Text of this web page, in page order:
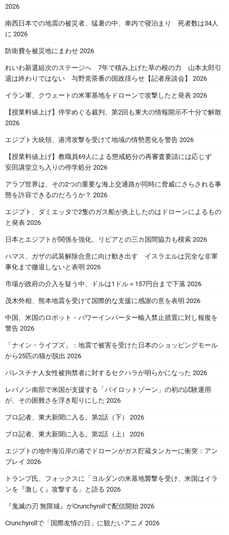
2026
南西日本での地震の被災者、猛暑の中、車内で寝泊まり 死者数は34人
に 2026
防衛費を被災地にまわせ 2026
れいわ新選組次のステージへ 7年で積み上げた草の根の力 山本太郎引
退は終わりではない 与野党茶番の国政揺らせ【記者座談会】 2026
イラン軍、クウェートの米軍基地をドローンで攻撃したと発表 2026
【授業料値上げ】停学めぐる裁判、第2回も東大の情報開示不十分で解散
2026
エジプト大統領、港湾攻撃を受けて地域の情勢悪化を警告 2026
【授業料値上げ】教職員69人による懲戒処分の再審査要請には応じず
安田講堂立ち入りの停学処分 2026
アラブ世界は、その2つの重要な海上交通路が同時に脅威にさらされる事
態を許容できるのだろうか？ 2026
エジプト、ダミエッタで2隻のガス船が炎上したのはドローンによるもの
と発表 2026
日本とエジプトが関係を強化、リビアとの三カ国間協力も模索 2026
ハマス、ガザの武装解除合意に向け動き出す イスラエルは完全な非軍
事化まで撤退しないと表明 2026
市場が政府の介入を疑う中、ドルは1ドル＝157円台まで下落 2026
茂木外相、熊本地震を受けて国際的な支援に感謝の意を表明 2026
中国、米国のロボット・パワーインバーター輸入禁止措置に対し報復を
警告 2026
「ナイン・ライブズ」：地震で被害を受けた日本のショッピングモール
から25匹の猫が脱出 2026
パレスチナ人女性被拘禁者に対するセクハラが明らかになった 2026
レバノン南部で米国が支援する「パイロットゾーン」の初の試験運用
が、その困難さを浮き彫りにした 2026
プロ記者、東大新聞に入る。第2話（下） 2026
プロ記者、東大新聞に入る。第2話（上） 2026
エジプトの地中海沿岸の港でドローンがガス貯蔵タンカーに衝突：アン
ブレイ 2026
トランプ氏、フォックスに「ヨルダンの米基地襲撃を受け、米国はイラ
ンを『激しく』攻撃する」と語る 2026
『鬼滅の刃 無限城』がCrunchyrollで配信開始 2026
Crunchyrollで「国際友情の日」に観たいアニメ 2026